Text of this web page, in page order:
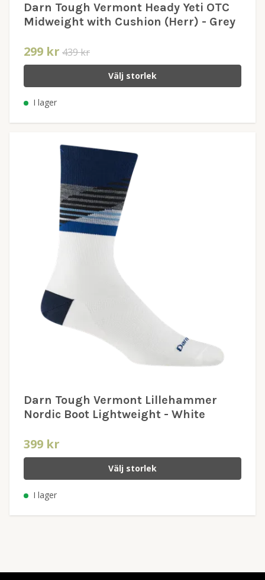
Darn Tough Vermont Heady Yeti OTC
Midweight with Cushion (Herr) - Grey
299 kr 439 kr
Välj storlek
I lager
Darn Tough Vermont Lillehammer
Nordic Boot Lightweight - White
399 kr
Välj storlek
I lager